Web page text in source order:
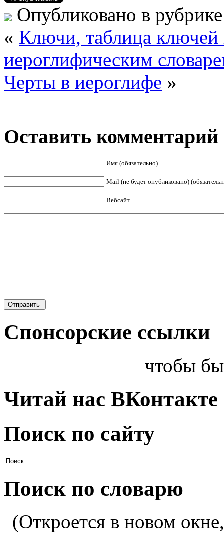
Опубликовано в
« Ключи, таблица ключей
иероглифическим
Черты в иероглифе »
Оставить комментарий
Имя (обязательно)
Mail (не будет опубликовано)
Вебсайт
Спонсорские ссылки
чтобы
Читай нас ВКонтакте
Поиск по сайту
Поиск по словарю
(Откроется в новом